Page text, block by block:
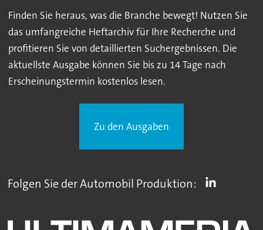
Finden Sie heraus, was die Branche bewegt! Nutzen Sie
das umfangreiche Heftarchiv für Ihre Recherche und
profitieren Sie von detaillierten Suchergebnissen. Die
aktuellste Ausgabe können Sie bis zu 14 Tage nach
Erscheinungstermin kostenlos lesen.
Zu den Ausgaben
Folgen Sie der Automobil Produktion: